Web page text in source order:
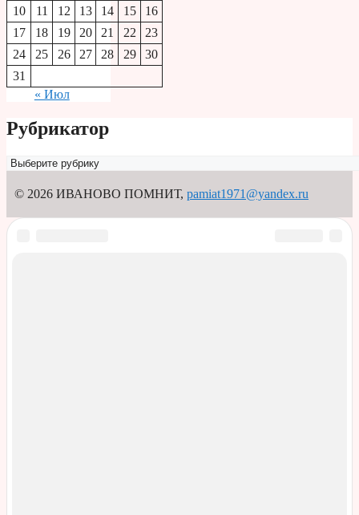
10
11 12 13 14 15
16
17
18 19 20 21 22
23
24
25 26 27 28 29
30
31
« Июл
Рубрикатор
Рубрикатор
© 2026 ИВАНОВО ПОМНИТ, pamiat1971@yandex.ru